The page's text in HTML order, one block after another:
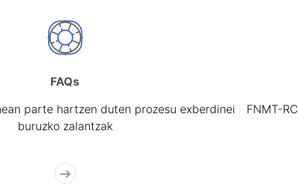
FAQs
parte hartzen duten prozesu exberdinei
buruzko zalantzak
FNMT-